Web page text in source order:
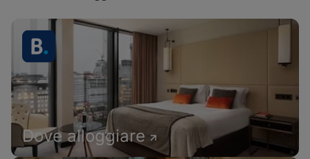
Dove alloggiare